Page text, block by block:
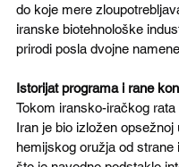
do koje mere
iranske biotehnološke
prirodi posla dvojne
Istorijat programa i rane
Tokom iransko-iračkog rata
Iran je bio izložen opsežnoj
hemijskog oružja od strane